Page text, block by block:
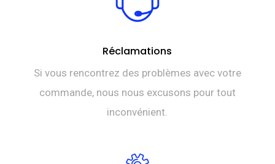
Réclamations
Si vous rencontrez des problèmes avec votre
commande, nous nous excusons pour tout
inconvénient.